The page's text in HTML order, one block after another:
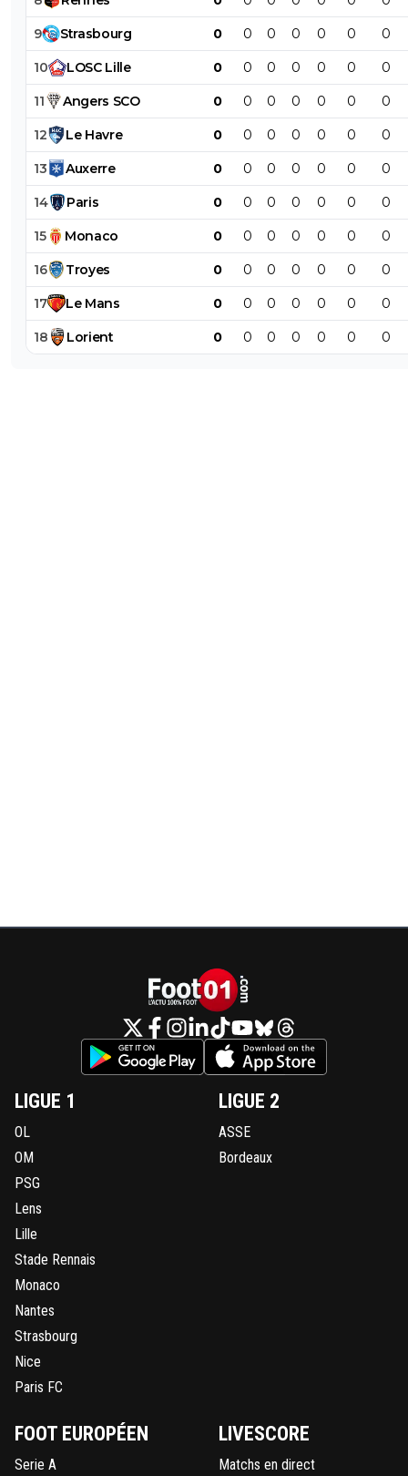
9 Strasbourg 0 0 0 0 0 0 0
10 LOSC Lille 0 0 0 0 0 0 0
11 Angers SCO 0 0 0 0 0 0 0
12 Le Havre 0 0 0 0 0 0 0
13 Auxerre 0 0 0 0 0 0 0
14 Paris 0 0 0 0 0 0 0
15 Monaco 0 0 0 0 0 0 0
16 Troyes 0 0 0 0 0 0 0
17 Le Mans 0 0 0 0 0 0 0
18 Lorient 0 0 0 0 0 0 0
LIGUE 1
OL
OM
PSG
Lens
Lille
Stade Rennais
Monaco
Nantes
Strasbourg
Nice
Paris FC
LIGUE 2
ASSE
Bordeaux
FOOT EUROPÉEN
Serie A
LIVESCORE
Matchs en direct